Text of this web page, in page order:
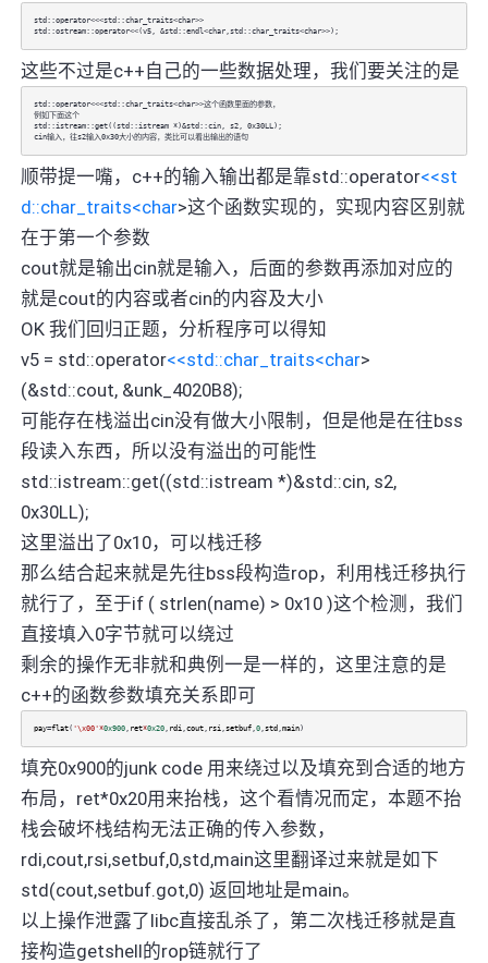
std::operator<<<std::char_traits<char>>
std::ostream::operator<<(v5, &std::endl<char,std::char_traits<char>>);
这些不过是c++自己的一些数据处理，我们要关注的是
std::operator<<<std::char_traits<char>>这个函数里面的参数，
例如下面这个
std::istream::get((std::istream *)&std::cin, s2, 0x30LL);
cin输入，往s2输入0x30大小的内容，类比可以看出输出的语句
顺带提一嘴，c++的输入输出都是靠std::operator<<st
d::char_traits<char>这个函数实现的，实现内容区别就
在于第一个参数
cout就是输出cin就是输入，后面的参数再添加对应的
就是cout的内容或者cin的内容及大小
OK 我们回归正题，分析程序可以得知
v5 = std::operator<<std::char_traits<char>
(&std::cout, &unk_4020B8);
可能存在栈溢出cin没有做大小限制，但是他是在往bss
段读入东西，所以没有溢出的可能性
std::istream::get((std::istream *)&std::cin, s2,
0x30LL);
这里溢出了0x10，可以栈迁移
那么结合起来就是先往bss段构造rop，利用栈迁移执行
就行了，至于if ( strlen(name) > 0x10 )这个检测，我们
直接填入0字节就可以绕过
剩余的操作无非就和典例一是一样的，这里注意的是
c++的函数参数填充关系即可
pay=flat( '\x00'*0x900, ret*0x20, rdi cout, rsi setbuf, 0, std main)
填充0x900的junk code 用来绕过以及填充到合适的地方
布局，ret*0x20用来抬栈，这个看情况而定，本题不抬
栈会破坏栈结构无法正确的传入参数，
rdi,cout,rsi,setbuf,0,std,main这里翻译过来就是如下
std(cout,setbuf.got,0) 返回地址是main。
以上操作泄露了libc直接乱杀了，第二次栈迁移就是直
接构造getshell的rop链就行了